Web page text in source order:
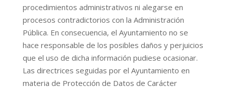
procedimientos administrativos ni alegarse en
procesos contradictorios con la Administración
Pública. En consecuencia, el Ayuntamiento no se
hace responsable de los posibles daños y perjuicios
que el uso de dicha información pudiese ocasionar.
Las directrices seguidas por el Ayuntamiento en
materia de Protección de Datos de Carácter